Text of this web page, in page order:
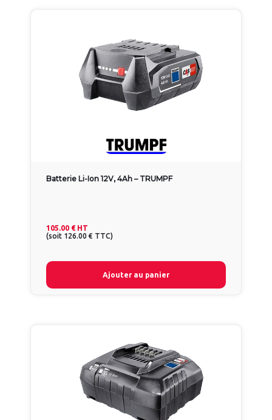
Batterie Li-Ion 12V, 4Ah – TRUMPF
105.00 € HT
(soit 126.00 € TTC)
Ajouter au panier